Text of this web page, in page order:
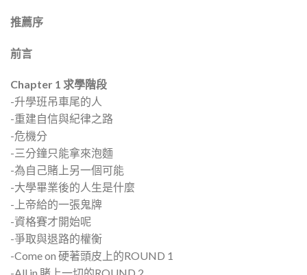
推薦序
前言
Chapter 1 求學階段
-升學班吊車尾的人
-重建自信與紀律之路
-危機分
-三分鐘只能拿來泡麵
-為自己賭上另一個可能
-大學畢業後的人生是什麼
-上帝給的一張鬼牌
-資格賽才開始呢
-爭取與退路的權衡
-Come on 硬著頭皮上的ROUND 1